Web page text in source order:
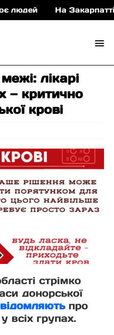
На Закарпатті
лікарі
— критично
крові
стрімко
донорської
про
всіх групах.